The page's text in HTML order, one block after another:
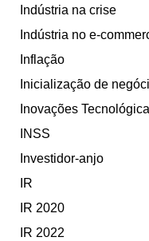
Indústria na crise
Indústria no e-
Inflação
Inicialização de
Inovações
INSS
Investidor-anjo
IR
IR 2020
IR 2022